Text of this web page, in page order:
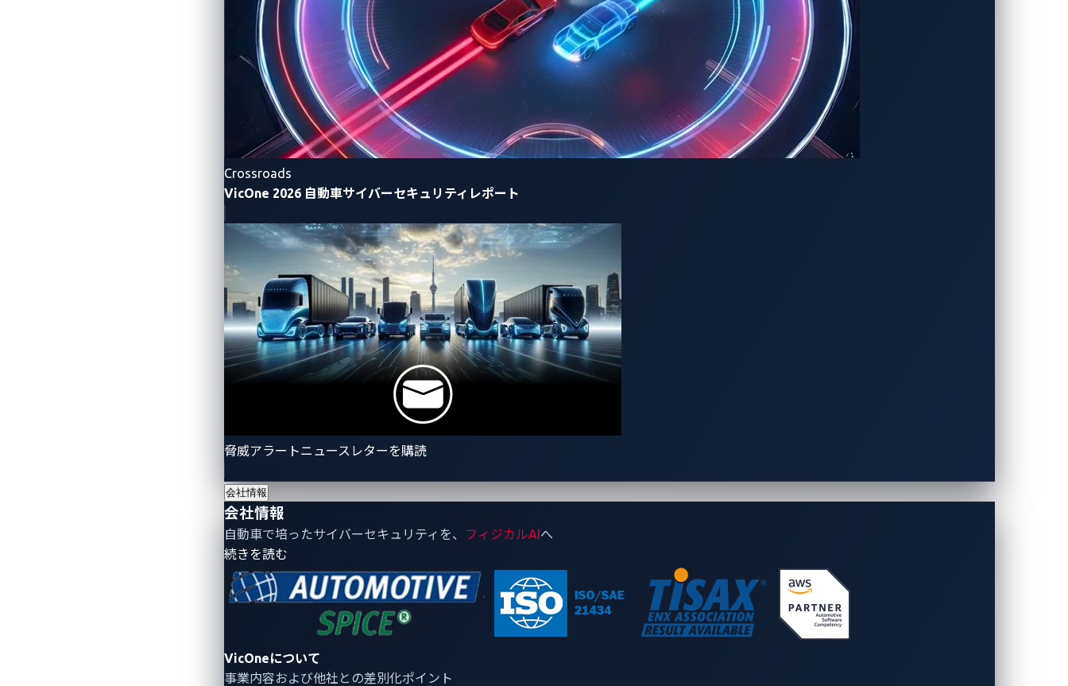
Crossroads
VicOne 2026 自動車サイバーセキュリティレポート
脅威アラートニュースレターを購読
会社情報
会社情報
自動車で培ったサイバーセキュリティを、 フィジカルAIへ
続きを読む
VicOneについて
事業内容および他社との差別化ポイント
自動車アタックマッピングとは？